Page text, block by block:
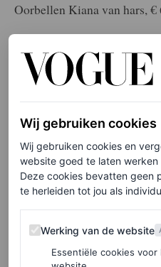
Oorbellen Kiana van hars, €
HIER TE KOOP
Isabel Marant
Wij gebruiken cookies
Wij gebruiken cookies en
website goed te laten
Deze cookies bevatten geen
te herleiden tot jou als
Werking van de website
Werking van de website
Essentiële cookies